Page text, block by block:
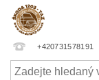
+420731578191